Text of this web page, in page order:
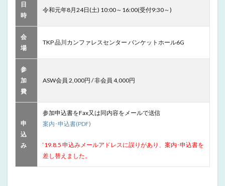
日
時
令和元年8月24日(土) 10:00～16:00(受付9:30～)
会
場
TKP 品川カンファレスセンター バンケットホール6G
参
加
費
ASW会員 2,000円 / 非会員 4,000円
申
込
み
参加申込書をFax又は同内容をメールで送信
案内･申込書(PDF)
‘19.8.5 申込みメールアドレスに誤りがあり、案内･申込書を
差し替えました。